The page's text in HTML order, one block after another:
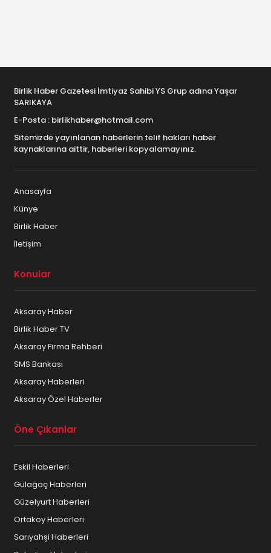
Birlik Haber Gazetesi İmtiyaz Sahibi YS Grup adına Yaşar
SARIKAYA
E-Posta : birlikhaber@hotmail.com
Sitemizde yayınlanan haberlerin telif hakları haber
kaynaklarına aittir, haberleri kopyalamayınız.
Anasayfa
Künye
Birlik Haber
İletişim
Konular
Aksaray Haber
Birlik Haber TV
Aksaray Firma Rehberi
SMS Bankası
Aksaray Haberleri
Aksaray Özel Haberler
Öne Çıkanlar
Eskil Haberleri
Gülağaç Haberleri
Güzelyurt Haberleri
Ortaköy Haberleri
Sarıyahşi Haberleri